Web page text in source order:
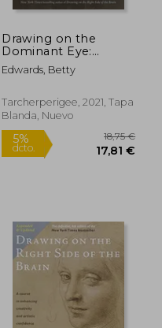
Drawing on the
Dominant Eye:
Decoding the way we
Perceive, Create, and
Edwards, Betty
Tarcherperigee, 2021, Tapa
Blanda, Nuevo